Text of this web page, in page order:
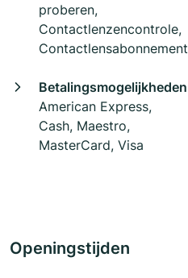
proberen,
Contactlenzencontrole,
Contactlensabonnement
Betalingsmogelijkheden
American Express,
Cash, Maestro,
MasterCard, Visa
Openingstijden